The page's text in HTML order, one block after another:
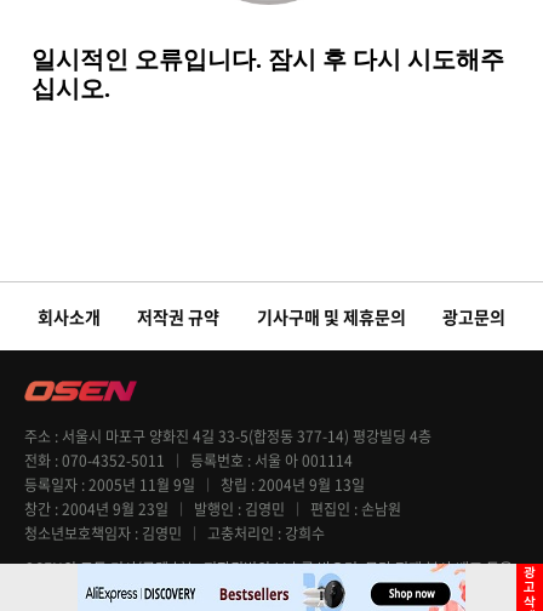
회사소개 저작권 규약 기사구매 및 제휴문의 광고문의
주소
서울시 마포구 양화진 4길 33-5(합정동 377-14) 평강빌딩 4층
전화 070-4352-5011 등록번호
서울 아 001114
등록일자 2005년 11월 9일 창립 2004년 9월 13일
창간 2004년 9월 23일 발행인 김영민 편집인
손남원
청소년보호책임자 김영민 고충처리인
강희수
OSEN의 모든 기사(콘텐츠)는 저작권법의 보호를 받으며, 무단 전재 복사 배포 등을
엄격히 금지합니다. Copyright @ OSEN All rights reserved.